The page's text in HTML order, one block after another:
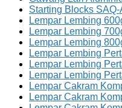
Starting Blocks
Lempar Lembing
Lempar Lembing
Lempar Lembing
Lempar Lembing
Lempar Lembing
Lempar Lembing
Lempar Cakram
Lempar Cakram